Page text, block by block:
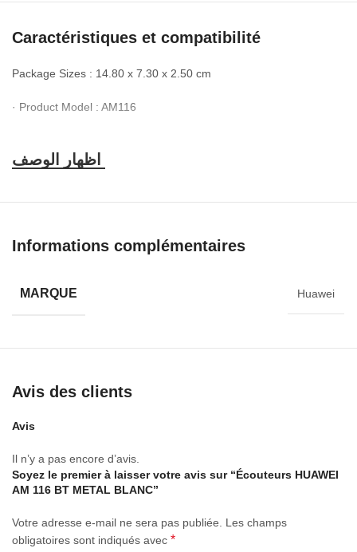
Caractéristiques et compatibilité
Package Sizes : 14.80 x 7.30 x 2.50 cm
· Product Model : AM116
· Cable Length (cm) : 1.2m
· Connecting interface : 3.5mm
· Connectivity : Wired
Informations complémentaires
MARQUE Huawei
Avis des clients
Avis
Il n’y a pas encore d’avis.
Soyez le premier à laisser votre avis sur “Écouteurs HUAWEI
AM 116 BT METAL BLANC”
Votre adresse e-mail ne sera pas publiée.
Les champs
obligatoires sont indiqués avec *